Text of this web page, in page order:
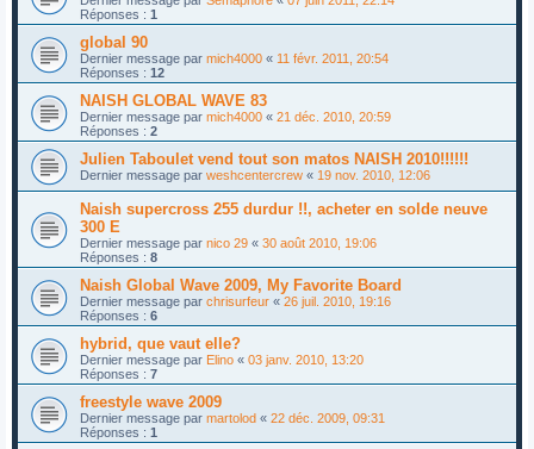
Réponses : 1
global 90
Dernier message par mich4000 « 11 févr. 2011, 20:54
Réponses : 12
NAISH GLOBAL WAVE 83
Dernier message par mich4000 « 21 déc. 2010, 20:59
Réponses : 2
Julien Taboulet vend tout son matos NAISH 2010!!!!!!
Dernier message par weshcentercrew « 19 nov. 2010, 12:06
Naish supercross 255 durdur !!, acheter en solde neuve
300 E
Dernier message par nico 29 « 30 août 2010, 19:06
Réponses : 8
Naish Global Wave 2009, My Favorite Board
Dernier message par chrisurfeur « 26 juil. 2010, 19:16
Réponses : 6
hybrid, que vaut elle?
Dernier message par Elino « 03 janv. 2010, 13:20
Réponses : 7
freestyle wave 2009
Dernier message par martolod « 22 déc. 2009, 09:31
Réponses : 1